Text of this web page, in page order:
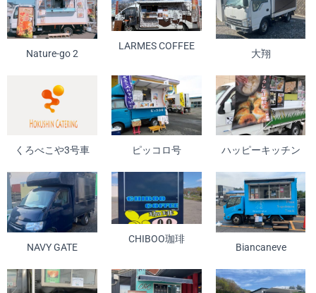
Nature-go 2
LARMES COFFEE
大翔
くろべこや3号車 ピッコロ号 ハッピーキッチン
NAVY GATE
CHIBOO珈琲
Biancaneve